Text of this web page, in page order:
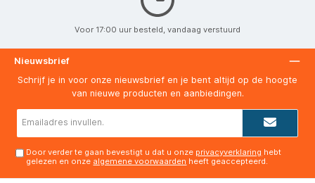
Voor 17:00 uur besteld, vandaag verstuurd
Nieuwsbrief
Schrijf je in voor onze nieuwsbrief en je bent altijd op de hoogte
van nieuwe producten en aanbiedingen.
Door verder te gaan bevestigt u dat u onze privacyverklaring hebt
gelezen en onze algemene voorwaarden heeft geaccepteerd.